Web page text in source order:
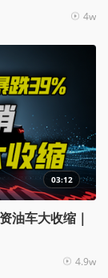
4w
03:12
油车大收缩｜
4.9w